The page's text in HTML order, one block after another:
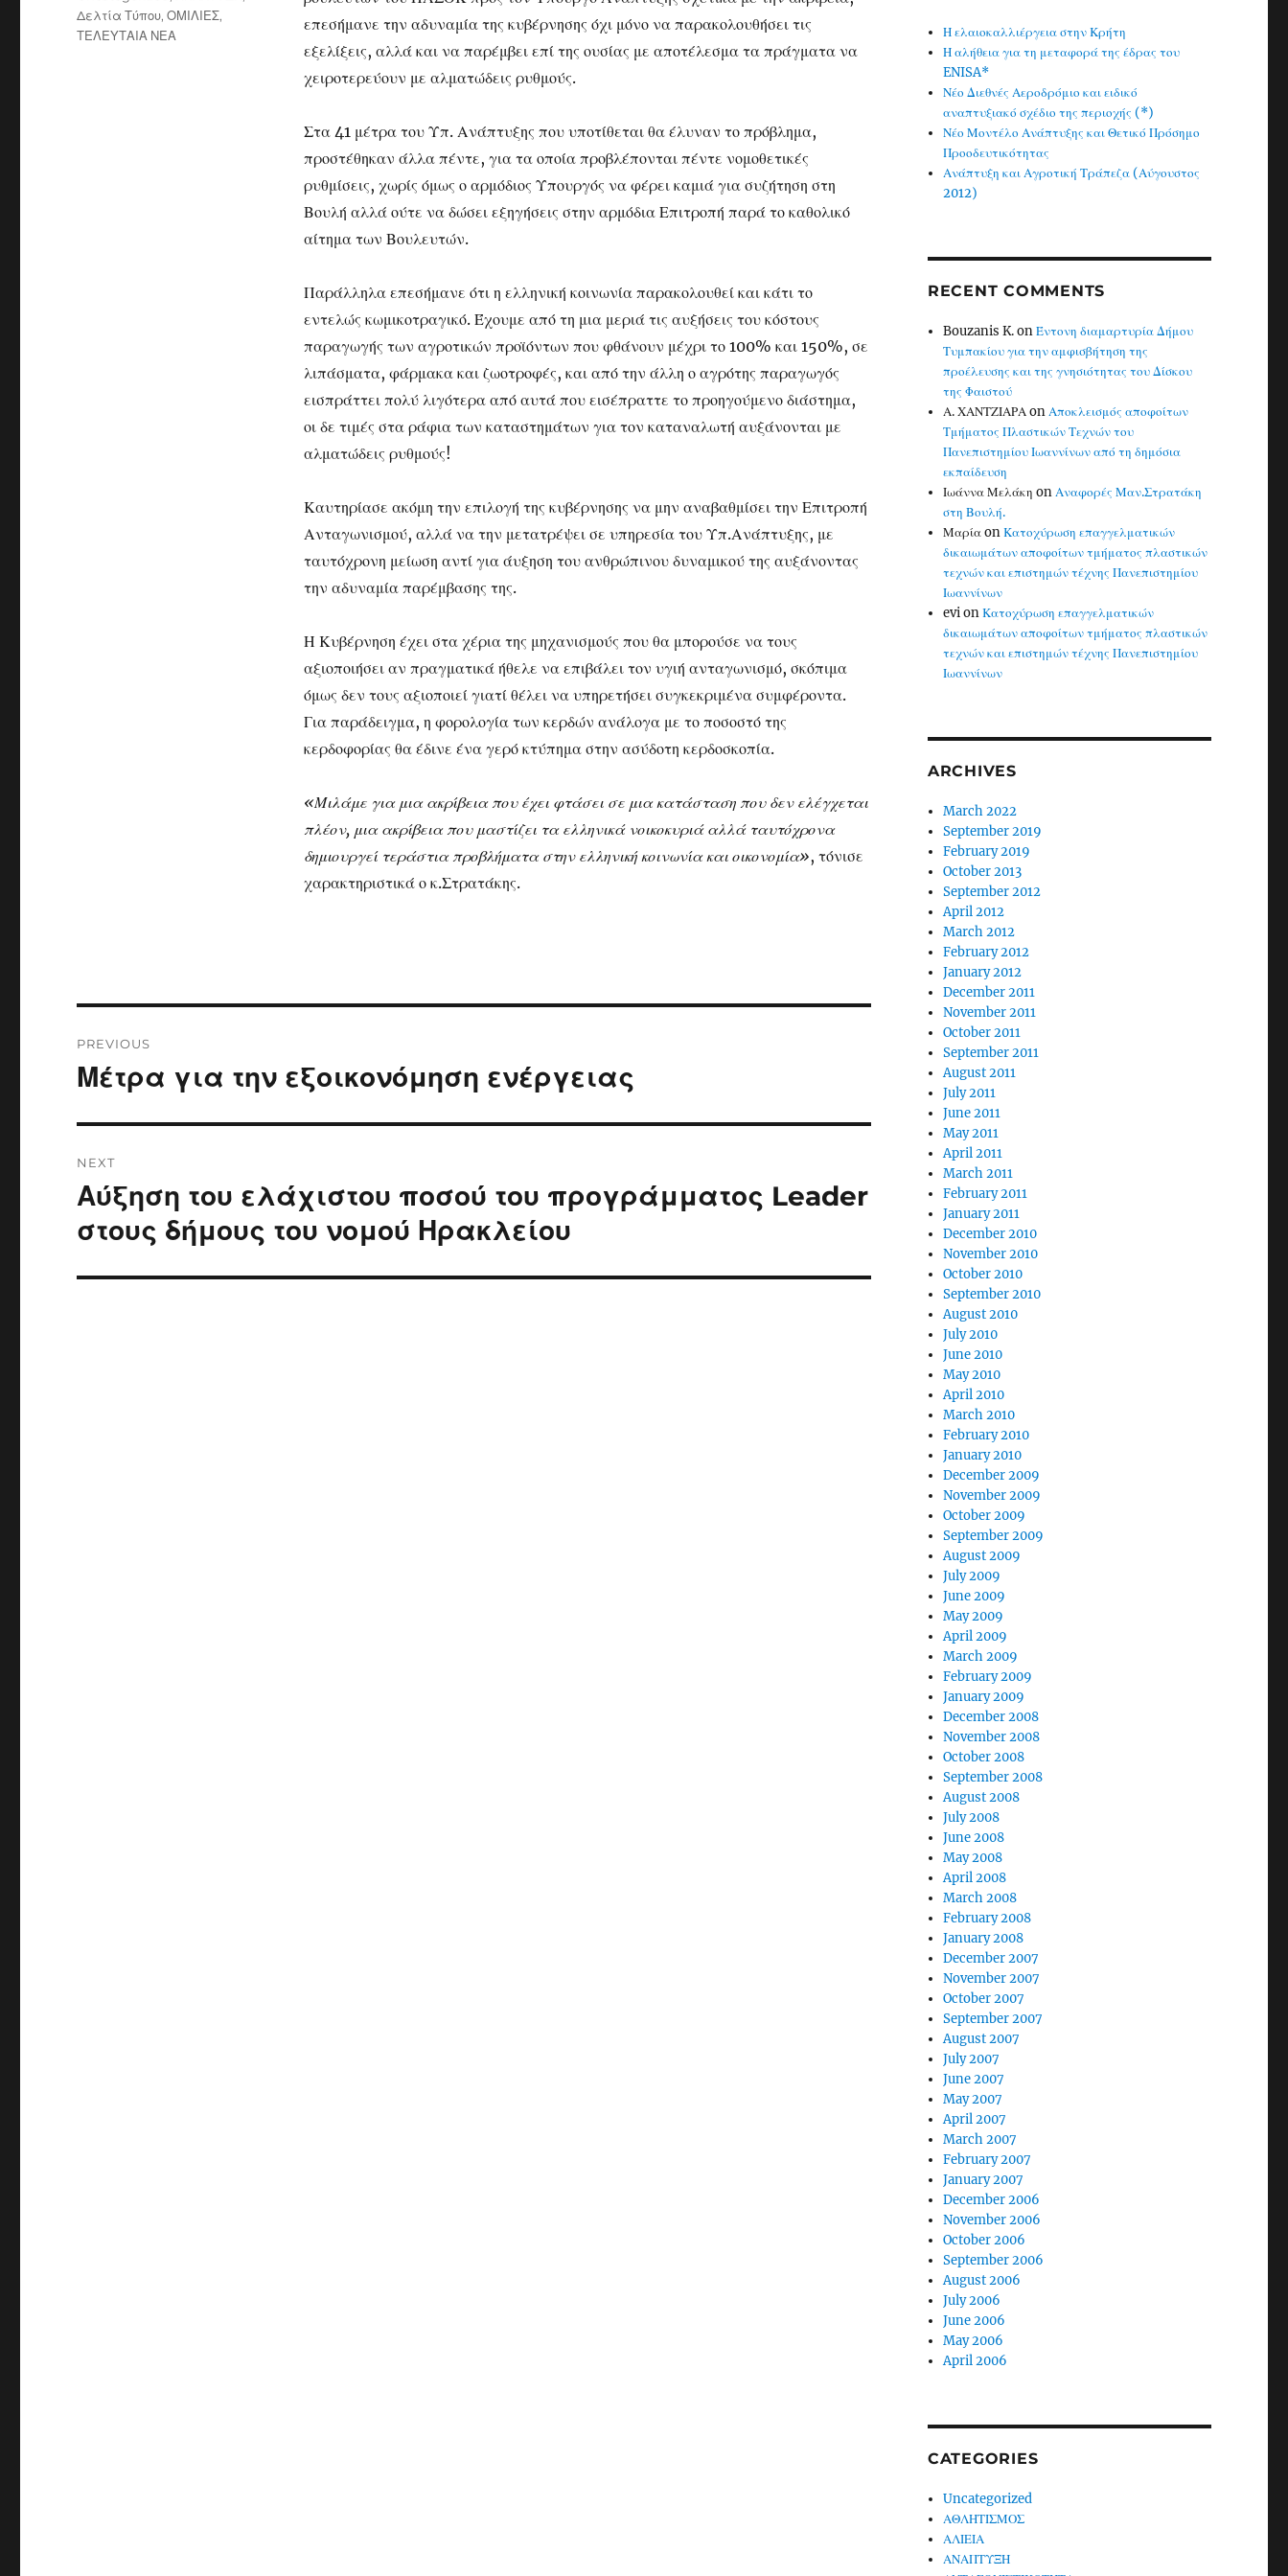
επεσήμανε την αδυναμία της κυβέρνησης όχι μόνο να παρακολουθήσει τις
εξελίξεις, αλλά και να παρέμβει επί της ουσίας με αποτέλεσμα τα πράγματα να
χειροτερεύουν με αλματώδεις ρυθμούς.
Στα 41 μέτρα του Υπ. Ανάπτυξης που υποτίθεται θα έλυναν το πρόβλημα,
προστέθηκαν άλλα πέντε, για τα οποία προβλέπονται πέντε νομοθετικές
ρυθμίσεις, χωρίς όμως ο αρμόδιος Υπουργός να φέρει καμιά για συζήτηση στη
Βουλή αλλά ούτε να δώσει εξηγήσεις στην αρμόδια Επιτροπή παρά το καθολικό
αίτημα των Βουλευτών.
Παράλληλα επεσήμανε ότι η ελληνική κοινωνία παρακολουθεί και κάτι το
εντελώς κωμικοτραγικό. Έχουμε από τη μια μεριά τις αυξήσεις του κόστους
παραγωγής των αγροτικών προϊόντων που φθάνουν μέχρι το 100% και 150%, σε
λιπάσματα, φάρμακα και ζωοτροφές, και από την άλλη ο αγρότης παραγωγός
εισπράττει πολύ λιγότερα από αυτά που εισέπραττε το προηγούμενο διάστημα,
οι δε τιμές στα ράφια των καταστημάτων για τον καταναλωτή αυξάνονται με
αλματώδεις ρυθμούς!
Καυτηρίασε ακόμη την επιλογή της κυβέρνησης να μην αναβαθμίσει την Επιτροπή
Ανταγωνισμού, αλλά να την μετατρέψει σε υπηρεσία του Υπ.Ανάπτυξης, με
ταυτόχρονη μείωση αντί για άυξηση του ανθρώπινου δυναμικού της αυξάνοντας
την αδυναμία παρέμβασης της.
Η Κυβέρνηση έχει στα χέρια της μηχανισμούς που θα μπορούσε να τους
αξιοποιήσει αν πραγματικά ήθελε να επιβάλει τον υγιή ανταγωνισμό, σκόπιμα
όμως δεν τους αξιοποιεί γιατί θέλει να υπηρετήσει συγκεκριμένα συμφέροντα.
Για παράδειγμα, η φορολογία των κερδών ανάλογα με το ποσοστό της
κερδοφορίας θα έδινε ένα γερό κτύπημα στην ασύδοτη κερδοσκοπία.
«Μιλάμε για μια ακρίβεια που έχει φτάσει σε μια κατάσταση που δεν ελέγχεται
πλέον, μια ακρίβεια που μαστίζει τα ελληνικά νοικοκυριά αλλά ταυτόχρονα
δημιουργεί τεράστια προβλήματα στην ελληνική κοινωνία και οικονομία», τόνισε
χαρακτηριστικά ο κ.Στρατάκης.
Δελτία Τύπου,ΟΜΙΛΙΕΣ,
ΤΕΛΕΥΤΑΙΑ ΝΕΑ
navigation
PREVIOUS
Previous
Μέτρα για την εξοικονόμηση ενέργειας
NEXT
Next
Αύξηση του ελάχιστου ποσού του προγράμματος Leader
στους δήμους του νομού Ηρακλείου
Η ελαιοκαλλιέργεια στην Κρήτη
Η αλήθεια για τη μεταφορά της έδρας του
ENISA*
Νέο Διεθνές Αεροδρόμιο και ειδικό
αναπτυξιακό σχέδιο της περιοχής (*)
Νέο Μοντέλο Ανάπτυξης και Θετικό Πρόσημο
Προοδευτικότητας
Ανάπτυξη και Αγροτική Τράπεζα (Αύγουστος
2012)
RECENT COMMENTS
Bouzanis K.onΈντονη διαμαρτυρία Δήμου
Τυμπακίου για την αμφισβήτηση της
προέλευσης και της γνησιότητας του Δίσκου
της Φαιστού
Α. ΧΑΝΤΖΙΑΡΑonΑποκλεισμός αποφοίτων
Τμήματος Πλαστικών Τεχνών του
Πανεπιστημίου Ιωαννίνων από τη δημόσια
εκπαίδευση
Ιωάννα Μελάκη onΑναφορές Μαν.Στρατάκη
στη Βουλή.
ΜαρίαonΚατοχύρωση επαγγελματικών
δικαιωμάτων αποφοίτων τμήματος πλαστικών
τεχνών και επιστημών τέχνης Πανεπιστημίου
Ιωαννίνων
evionΚατοχύρωση επαγγελματικών
δικαιωμάτων αποφοίτων τμήματος πλαστικών
τεχνών και επιστημών τέχνης Πανεπιστημίου
Ιωαννίνων
ARCHIVES
March 2022
September 2019
February 2019
October 2013
September 2012
April 2012
March 2012
February 2012
January 2012
December 2011
November 2011
October 2011
September 2011
August 2011
July 2011
June 2011
May 2011
April 2011
March 2011
February 2011
January 2011
December 2010
November 2010
October 2010
September 2010
August 2010
July 2010
June 2010
May 2010
April 2010
March 2010
February 2010
January 2010
December 2009
November 2009
October 2009
September 2009
August 2009
July 2009
June 2009
May 2009
April 2009
March 2009
February 2009
January 2009
December 2008
November 2008
October 2008
September 2008
August 2008
July 2008
June 2008
May 2008
April 2008
March 2008
February 2008
January 2008
December 2007
November 2007
October 2007
September 2007
August 2007
July 2007
June 2007
May 2007
April 2007
March 2007
February 2007
January 2007
December 2006
November 2006
October 2006
September 2006
August 2006
July 2006
June 2006
May 2006
April 2006
CATEGORIES
Uncategorized
ΑΘΛΗΤΙΣΜΟΣ
ΑΛΙΕΙΑ
ΑΝΑΠΤΥΞΗ